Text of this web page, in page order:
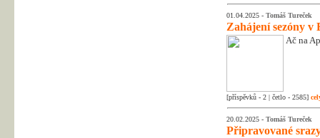
01.04.2025 - Tomáš Tureček
Zahájení sezóny v
Ač na
[příspěvků - 2 | četlo - 2585]
20.02.2025 - Tomáš Tureček
Připravované